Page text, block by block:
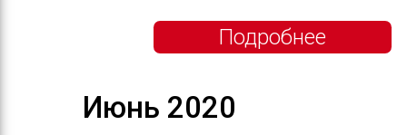
Подробнее
Июнь 2020